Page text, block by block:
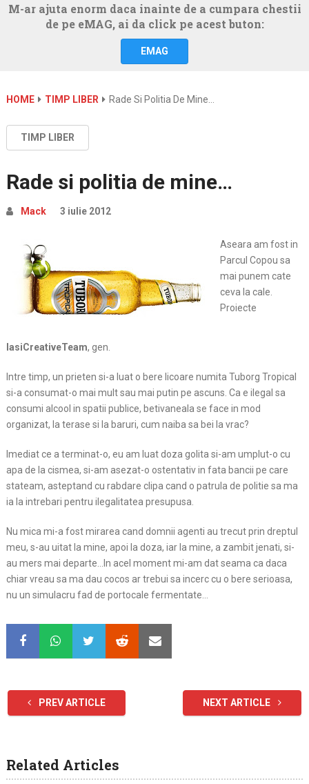
M-ar ajuta enorm daca inainte de a cumpara chestii
de pe eMAG, ai da click pe acest buton:
EMAG
HOME TIMP LIBER Rade Si Politia De Mine…
TIMP LIBER
Rade si politia de mine…
Mack 3 iulie 2012
Aseara am fost in
Parcul Copou sa
mai punem cate
ceva la cale.
Proiecte
IasiCreativeTeam, gen.
Intre timp, un prieten si-a luat o bere licoare numita Tuborg Tropical
si-a consumat-o mai mult sau mai putin pe ascuns. Ca e ilegal sa
consumi alcool in spatii publice, betivaneala se face in mod
organizat, la terase si la baruri, cum naiba sa bei la vrac?
Imediat ce a terminat-o, eu am luat doza golita si-am umplut-o cu
apa de la cismea, si-am asezat-o ostentativ in fata bancii pe care
stateam, asteptand cu rabdare clipa cand o patrula de politie sa ma
ia la intrebari pentru ilegalitatea presupusa.
Nu mica mi-a fost mirarea cand domnii agenti au trecut prin dreptul
meu, s-au uitat la mine, apoi la doza, iar la mine, a zambit jenati, si-
au mers mai departe…In acel moment mi-am dat seama ca daca
chiar vreau sa ma dau cocos ar trebui sa incerc cu o bere serioasa,
nu un simulacru fad de portocale fermentate…
PREV ARTICLE NEXT ARTICLE
Related Articles